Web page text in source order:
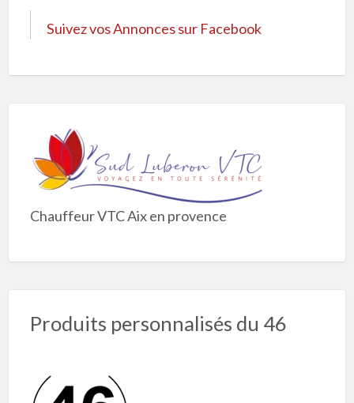
Suivez vos Annonces sur Facebook
Chauffeur VTC Aix en provence
Produits personnalisés du 46